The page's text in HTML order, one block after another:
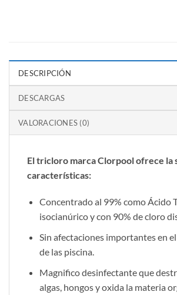
DESCRIPCIÓN
DESCARGAS
VALORACIONES (0)
El tricloro marca Clorpool ofrece la
características:
Concentrado al 99% como Ácido
isocianúrico y con 90% de cloro
Sin afectaciones importantes en
de las piscina.
Magnifico desinfectante que
algas, hongos y oxida la materia